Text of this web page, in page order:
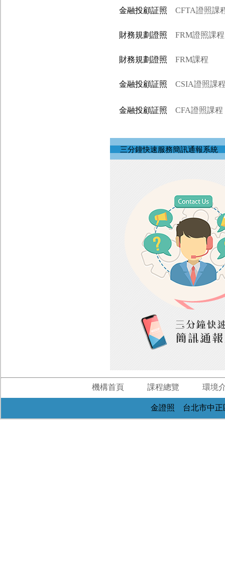
金融投顧証照 CFTA證照課
財務規劃證照 FRM證照課程
財務規劃證照 FRM課程
金融投顧証照 CSIA證照課
金融投顧証照 CFA證照課程
三分鐘快速服務簡訊通報系統
機構首頁 課程總覽 環境
金證照 台北市中正